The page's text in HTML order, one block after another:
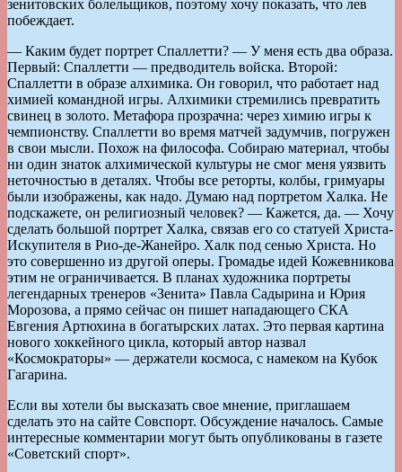
зенитовских болельщиков, поэтому хочу показать, что лев
побеждает.
— Каким будет портрет Спаллетти? — У меня есть два образа.
Первый: Спаллетти — предводитель войска. Второй:
Спаллетти в образе алхимика. Он говорил, что работает над
химией командной игры. Алхимики стремились превратить
свинец в золото. Метафора прозрачна: через химию игры к
чемпионству. Спаллетти во время матчей задумчив, погружен
в свои мысли. Похож на философа. Собираю материал, чтобы
ни один знаток алхимической культуры не смог меня уязвить
неточностью в деталях. Чтобы все реторты, колбы, гримуары
были изображены, как надо. Думаю над портретом Халка. Не
подскажете, он религиозный человек? — Кажется, да. — Хочу
сделать большой портрет Халка, связав его со статуей Христа-
Искупителя в Рио-де-Жанейро. Халк под сенью Христа. Но
это совершенно из другой оперы. Громадье идей Кожевникова
этим не ограничивается. В планах художника портреты
легендарных тренеров «Зенита» Павла Садырина и Юрия
Морозова, а прямо сейчас он пишет нападающего СКА
Евгения Артюхина в богатырских латах. Это первая картина
нового хоккейного цикла, который автор назвал
«Космократоры» — держатели космоса, с намеком на Кубок
Гагарина.
Если вы хотели бы высказать свое мнение, приглашаем
сделать это на сайте Совспорт. Обсуждение началось. Самые
интересные комментарии могут быть опубликованы в газете
«Советский спорт».